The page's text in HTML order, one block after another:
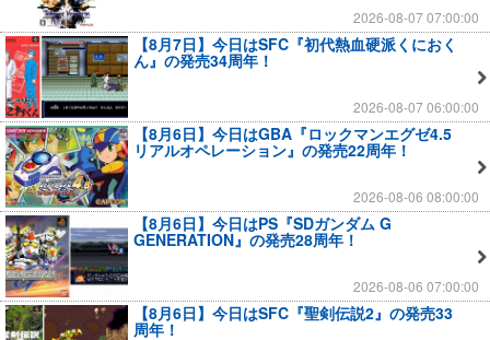
2026-08-07 07:00:00
【8月7日】今日はSFC『初代熱血硬派くにおく
ん』の発売34周年！
2026-08-07 06:00:00
【8月6日】今日はGBA『ロックマンエグゼ4.5
リアルオペレーション』の発売22周年！
2026-08-06 08:00:00
【8月6日】今日はPS『SDガンダム G
GENERATION』の発売28周年！
2026-08-06 07:00:00
【8月6日】今日はSFC『聖剣伝説2』の発売33
周年！